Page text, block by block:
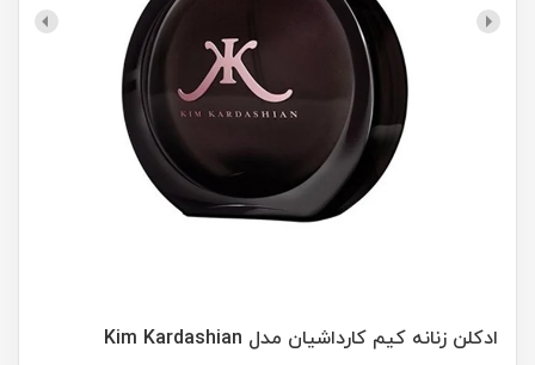
ادکلن زنانه کیم کارداشیان مدل Kim Kardashian